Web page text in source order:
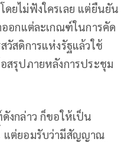
ดยไม่ฟังใครเลย แต่ยืนยัน
อกแต่ละเกณฑ์ในการคัด
สดิการแห่งรัฐแล้วใช้
สรุปภายหลังการประชุม
งกล่าว ก็ขอให้เป็น
แต่ยอมรับว่ามีสัญญาณ